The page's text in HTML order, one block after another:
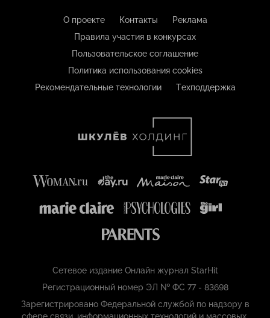
О проекте Контакты
Реклама
Правила участия в конкурсах
Пользовательское соглашение
Политика использования cookies
Рекомендательные технологии
Техподдержка
Сетевое издание Онлайн журнал StarHit
Регистрационный номер ЭЛ № ФС 77 - 83698
Зарегистрировано Федеральной службой по надзору в